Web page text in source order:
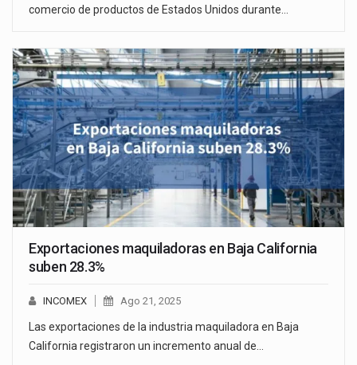
comercio de productos de Estados Unidos durante…
Exportaciones maquiladoras en Baja California
suben 28.3%
INCOMEX Ago 21, 2025
Las exportaciones de la industria maquiladora en Baja
California registraron un incremento anual de…